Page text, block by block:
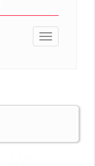
Toggle